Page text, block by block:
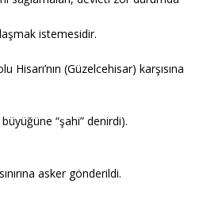
istemesidir.
(Güzelcehisar) karşısına
“şahi” denirdi).
asker gönderildi.